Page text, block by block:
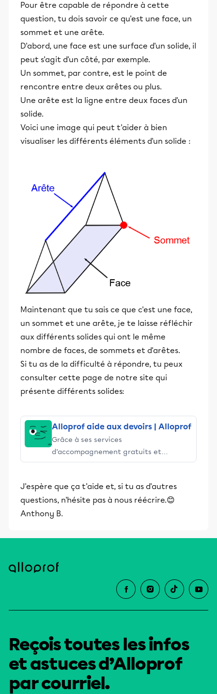
Pour être capable de répondre à cette
question, tu dois savoir ce qu'est une face, un
sommet et une arête.
D'abord, une face est une surface d'un solide, il
peut s'agit d'un côté, par exemple.
Un sommet, par contre, est le point de
rencontre entre deux arêtes ou plus.
Une arête est la ligne entre deux faces d'un
solide.
Voici une image qui peut t'aider à bien
visualiser les différents éléments d'un solide :
Maintenant que tu sais ce que c'est une face,
un sommet et une arête, je te laisse réfléchir
aux différents solides qui ont le même
nombre de faces, de sommets et d'arêtes.
Si tu as de la difficulté à répondre, tu peux
consulter cette page de notre site qui
présente différents solides:
Alloprof aide aux devoirs | Alloprof
Grâce à ses services
d’accompagnement gratuits et
stimulants, Alloprof engage les élèves
éducative.
J'espère que ça t'aide et, si tu as d'autres
questions, n'hésite pas à nous réécrire.😊
Anthony B.
Reçois toutes les infos
et astuces d’Alloprof
par courriel.